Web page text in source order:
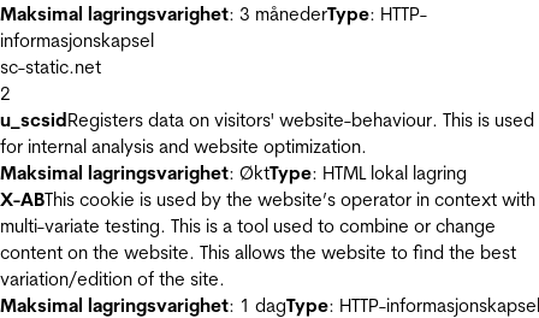
Maksimal lagringsvarighet: 3 månederType: HTTP-
informasjonskapsel
sc-static.net
2
u_scsidRegisters data on visitors' website-behaviour. This is used
for internal analysis and website optimization.
Maksimal lagringsvarighet: ØktType: HTML lokal lagring
X-ABThis cookie is used by the website’s operator in context with
multi-variate testing. This is a tool used to combine or change
content on the website. This allows the website to find the best
variation/edition of the site.
Maksimal lagringsvarighet: 1 dagType: HTTP-informasjonskapsel